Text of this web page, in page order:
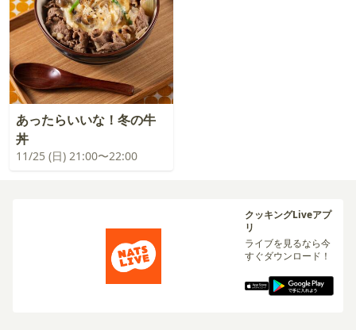
あったらいいな！冬の牛
丼
11/25 (日) 21:00〜22:00
クッキングLiveアプ
リ
ライブを見るなら今
すぐダウンロード！